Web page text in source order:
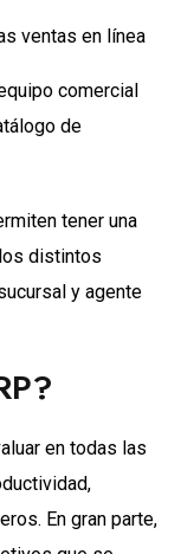
ventas en línea
comercial
de
tener una
distintos
y agente
en todas las
En gran parte,